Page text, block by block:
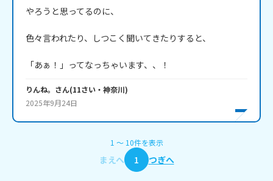
やろうと思ってるのに、
色々言われたり、しつこく聞いてきたりすると、
「あぁ！」ってなっちゃいます、、！
りんね。 さん(11さい・ 神奈川)
2025年9月24日
1 〜 10件を表示
まえへ 1 つぎへ